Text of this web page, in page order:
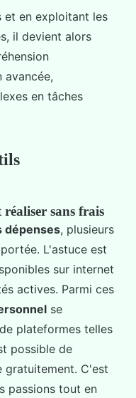
et en exploitant les
il devient alors
avancée,
en tâches
sans frais
dépenses, plusieurs
L'astuce est
sur internet
actives. Parmi ces
se
plateformes telles
possible de
gratuitement. C'est
passions tout en